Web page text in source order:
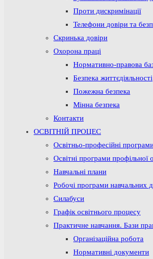
Проти дискримінації
Телефони довіри та
Скринька довіри
Охорона праці
Нормативно-правова
Безпека життєдіяльності
Пожежна безпека
Мінна безпека
Контакти
ОСВІТНІЙ ПРОЦЕС
Освітньо-професійні
Освітні програми профільної
Навчальні плани
Робочі програми навчальних
Силабуси
Графік освітнього процесу
Практичне навчання. Бази
Організаційна робота
Нормативні документи